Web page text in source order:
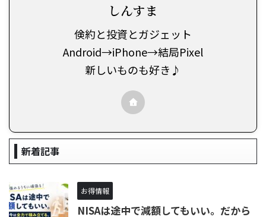
しんすま
倹約と投資とガジェット
Android→iPhone→結局Pixel
新しいものも好き♪
新着記事
お得情報
NISAは途中で減額してもいい。だから